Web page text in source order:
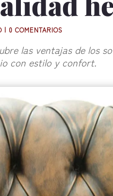
| 0 COMENTARIOS
las ventajas de los
con estilo y confort.